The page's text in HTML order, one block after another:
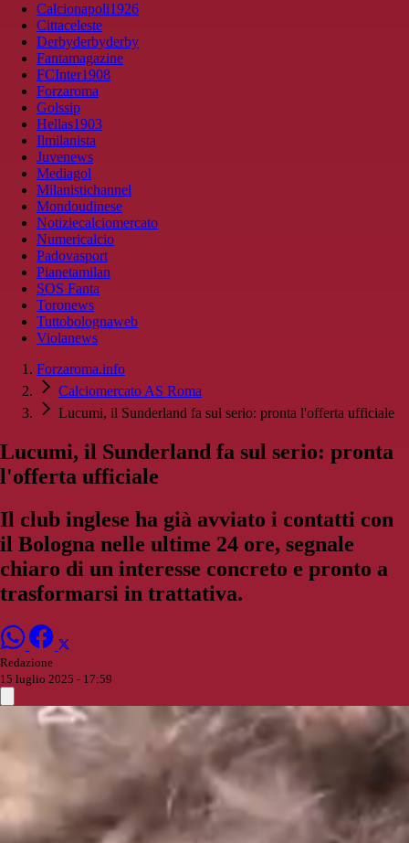
Calcionapoli1926
Cittaceleste
Derbyderbyderby
Fantamagazine
FCInter1908
Forzaroma
Golssip
Hellas1903
Ilmilanista
Juvenews
Mediagol
Milanistichannel
Mondoudinese
Notiziecalciomercato
Numericalcio
Padovasport
Pianetamilan
SOS Fanta
Toronews
Tuttobolognaweb
Violanews
Forzaroma.info
Calciomercato AS Roma
Lucumi, il Sunderland fa sul serio: pronta l'offerta ufficiale
Lucumi, il Sunderland fa sul serio: pronta
l'offerta ufficiale
Il club inglese ha già avviato i contatti con
il Bologna nelle ultime 24 ore, segnale
chiaro di un interesse concreto e pronto a
trasformarsi in trattativa.
Redazione
15 luglio 2025 - 17:59